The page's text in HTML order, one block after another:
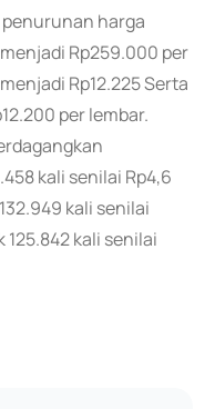
harga
Rp259.000 per
Rp12.225 Serta
per lembar.
kali senilai Rp4,6
kali senilai
125.842 kali senilai